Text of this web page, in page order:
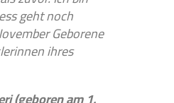
geht noch
Geborene
ihres